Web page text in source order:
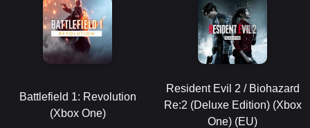
Battlefield 1: Revolution
(Xbox One)
Resident Evil 2 / Biohazard
Re:2 (Deluxe Edition) (Xbox
One) (EU)